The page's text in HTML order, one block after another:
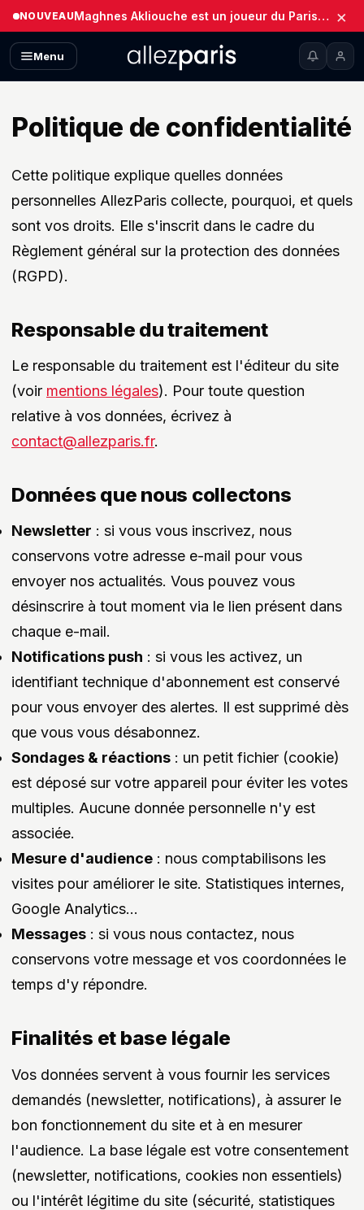
NOUVEAU Maghnes Akliouche est un joueur du Paris Saint-Germain (Officiel) ×
Menu
Politique de confidentialité
Cette politique explique quelles données
personnelles AllezParis collecte, pourquoi, et quels
sont vos droits. Elle s'inscrit dans le cadre du
Règlement général sur la protection des données
(RGPD).
Responsable du traitement
Le responsable du traitement est l'éditeur du site
(voir mentions légales). Pour toute question
relative à vos données, écrivez à
contact@allezparis.fr.
Données que nous collectons
Newsletter : si vous vous inscrivez, nous
conservons votre adresse e-mail pour vous
envoyer nos actualités. Vous pouvez vous
désinscrire à tout moment via le lien présent dans
chaque e-mail.
Notifications push : si vous les activez, un
identifiant technique d'abonnement est conservé
pour vous envoyer des alertes. Il est supprimé dès
que vous vous désabonnez.
Sondages & réactions : un petit fichier (cookie)
est déposé sur votre appareil pour éviter les votes
multiples. Aucune donnée personnelle n'y est
associée.
Mesure d'audience : nous comptabilisons les
visites pour améliorer le site. Statistiques internes,
Google Analytics...
Messages : si vous nous contactez, nous
conservons votre message et vos coordonnées le
temps d'y répondre.
Finalités et base légale
Vos données servent à vous fournir les services
demandés (newsletter, notifications), à assurer le
bon fonctionnement du site et à en mesurer
l'audience. La base légale est votre consentement
(newsletter, notifications, cookies non essentiels)
ou l'intérêt légitime du site (sécurité, statistiques